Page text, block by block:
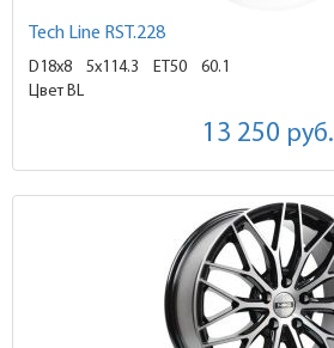
Tech Line RST.228
D18x8 5x114.3 ET50
60.1
Цвет BL
13 250 руб.